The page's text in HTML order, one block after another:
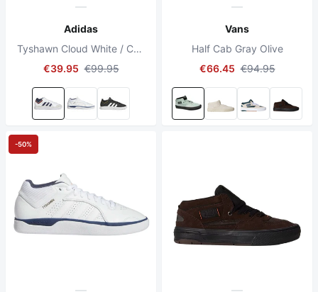
Adidas
Tyshawn Cloud White / Collegiate Navy / Grey One
€39.95 €99.95
Vans
Half Cab Gray Olive
€66.45 €94.95
-50%